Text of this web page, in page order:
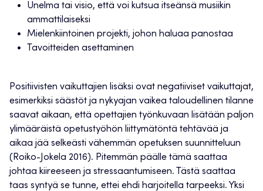
Unelma tai visio, että voi kutsua itseänsä musiikin
ammattilaiseksi
Mielenkiintoinen projekti, johon haluaa panostaa
Tavoitteiden asettaminen
Positiivisten vaikuttajien lisäksi ovat negatiiviset vaikuttajat,
esimerkiksi säästöt ja nykyajan vaikea taloudellinen tilanne
saavat aikaan, että opettajien työnkuvaan lisätään paljon
ylimääräistä opetustyöhön liittymätöntä tehtävää ja
aikaa jää selkeästi vähemmän opetuksen suunnitteluun
(Roiko-Jokela 2016). Pitemmän päälle tämä saattaa
johtaa kiireeseen ja stressaantumiseen. Tästä saattaa
taas syntyä se tunne, ettei ehdi harjoitella tarpeeksi. Yksi